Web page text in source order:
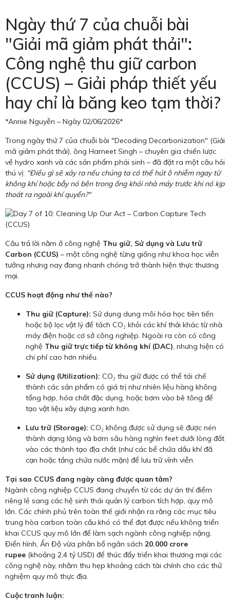
Ngày thứ 7 của chuỗi bài
"Giải mã giảm phát thải":
Công nghệ thu giữ carbon
(CCUS) – Giải pháp thiết yếu
hay chỉ là băng keo tạm thời?
*Annie Nguyễn – Ngày 02/06/2026*
Trong ngày thứ 7 của chuỗi bài "Decoding Decarbonization" (Giải
mã giảm phát thải), ông Harneet Singh – chuyên gia chiến lược
về hydro xanh và các sản phẩm phái sinh – đã đặt ra một câu hỏi
thú vị: "Điều gì sẽ xảy ra nếu chúng ta có thể hút ô nhiễm ngay từ
không khí hoặc bẫy nó bên trong ống khói nhà máy trước khi nó kịp
thoát ra ngoài khí quyển?"
Câu trả lời nằm ở công nghệ Thu giữ, Sử dụng và Lưu trữ
Carbon (CCUS) – một công nghệ từng giống như khoa học viễn
tưởng nhưng nay đang nhanh chóng trở thành hiện thực thương
mại.
CCUS hoạt động như thế nào?
Thu giữ (Capture): Sử dụng dung môi hóa học tiên tiến
hoặc bộ lọc vật lý để tách CO₂ khỏi các khí thải khác từ nhà
máy điện hoặc cơ sở công nghiệp. Ngoài ra còn có công
nghệ Thu giữ trực tiếp từ không khí (DAC), nhưng hiện có
chi phí cao hơn nhiều.
Sử dụng (Utilization): CO₂ thu giữ được có thể tái chế
thành các sản phẩm có giá trị như nhiên liệu hàng không
tổng hợp, hóa chất đặc dụng, hoặc bơm vào bê tông để
tạo vật liệu xây dựng xanh hơn.
Lưu trữ (Storage): CO₂ không được sử dụng sẽ được nén
thành dạng lỏng và bơm sâu hàng nghìn feet dưới lòng đất
vào các thành tạo địa chất (như các bể chứa dầu khí đã
cạn hoặc tầng chứa nước mặn) để lưu trữ vĩnh viễn.
Tại sao CCUS đang ngày càng được quan tâm?
Ngành công nghiệp CCUS đang chuyển từ các dự án thí điểm
riêng lẻ sang các hệ sinh thái quản lý carbon tích hợp, quy mô
lớn. Các chính phủ trên toàn thế giới nhận ra rằng các mục tiêu
trung hòa carbon toàn cầu khó có thể đạt được nếu không triển
khai CCUS quy mô lớn để làm sạch ngành công nghiệp nặng.
Điển hình, Ấn Độ vừa phân bổ ngân sách 20.000 crore
rupee (khoảng 2,4 tỷ USD) để thúc đẩy triển khai thương mại các
công nghệ này, nhằm thu hẹp khoảng cách tài chính cho các thử
nghiệm quy mô thực địa.
Cuộc tranh luận: